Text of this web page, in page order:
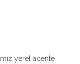
yerel acente